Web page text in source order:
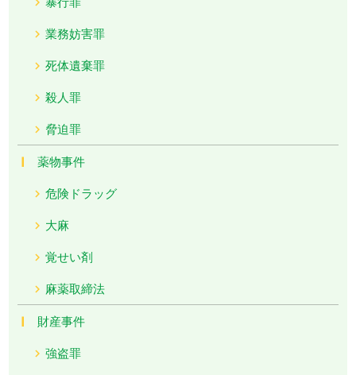
業務妨害罪
死体遺棄罪
殺人罪
脅迫罪
薬物事件
危険ドラッグ
大麻
覚せい剤
麻薬取締法
財産事件
強盗罪